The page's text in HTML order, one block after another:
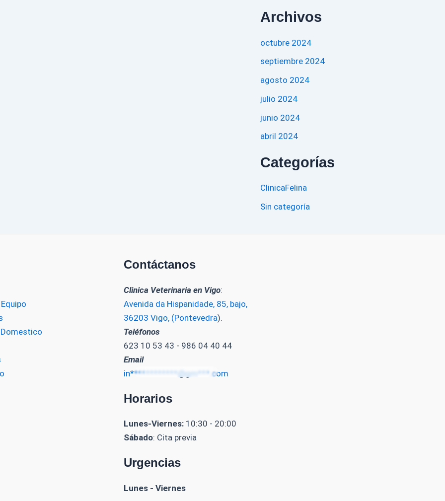
Archivos
octubre 2024
septiembre 2024
agosto 2024
julio 2024
junio 2024
abril 2024
Categorías
ClinicaFelina
Sin categoría
Contáctanos
Clinica Veterinaria en Vigo:
Avenida da Hispanidade, 85, bajo,
36203 Vigo, (Pontevedra).
Teléfonos
623 10 53 43 - 986 04 40 44
Email
in************@gm***.com
Horarios
Lunes-Viernes: 10:30 - 20:00
Sábado: Cita previa
Urgencias
Lunes - Viernes